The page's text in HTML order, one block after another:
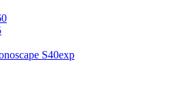
S40exp